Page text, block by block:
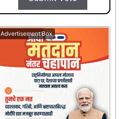
Advertisement Box